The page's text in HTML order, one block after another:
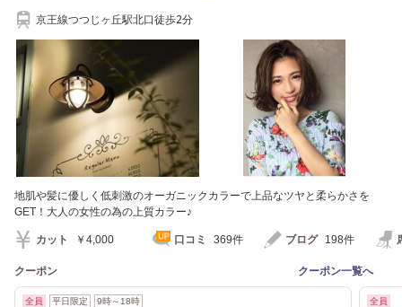
京王線つつじヶ丘駅北口徒歩2分
地肌や髪に優しく低刺激のオーガニックカラーで上品なツヤと柔らかさを
GET！大人の女性の為の上質カラー♪
カット ￥4,000 口コミ 369件 ブログ 198件
クーポン クーポン一覧へ
全員 平日限定 9時～18時 全員